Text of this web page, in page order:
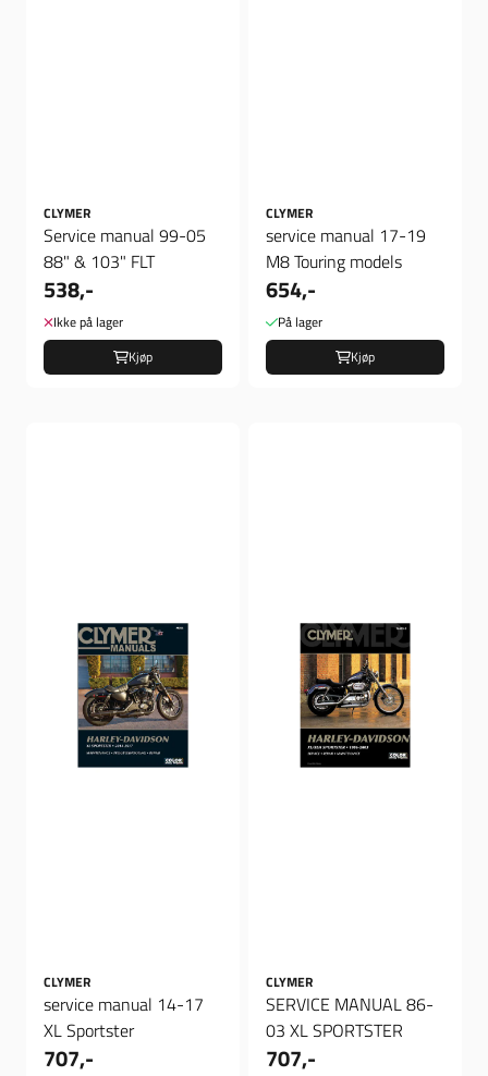
CLYMER
Service manual 99-05
88" & 103" FLT
538,-
Ikke på lager
Kjøp
CLYMER
service manual 17-19
M8 Touring models
654,-
På lager
Kjøp
CLYMER
service manual 14-17
XL Sportster
707,-
CLYMER
SERVICE MANUAL 86-
03 XL SPORTSTER
707,-